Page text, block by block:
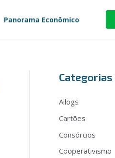
Panorama Econômico
Categorias
Ailogs
Cartões
Consórcios
Cooperativismo